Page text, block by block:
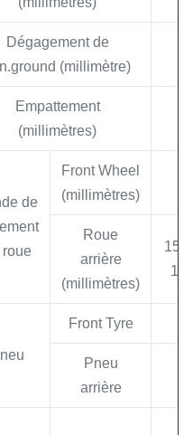
Dégagement de
(millimètre)
Empattement
(millimètres)
de
Front Wheel
(millimètres)
Roue
arrière
(millimètres)
Front Tyre
Pneu
arrière